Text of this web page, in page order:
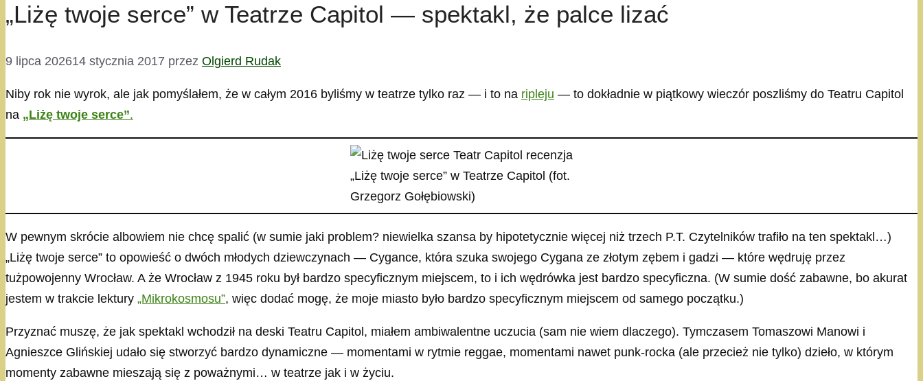
„Liżę twoje serce” w Teatrze Capitol — spektakl, że palce lizać
9 lipca 202614 stycznia 2017 przez Olgierd Rudak
Niby rok nie wyrok, ale jak pomyślałem, że w całym 2016 byliśmy w teatrze tylko raz — i to na ripleju — to dokładnie w piątkowy wieczór poszliśmy do Teatru Capitol
na „Liżę twoje serce”.
„Liżę twoje serce” w Teatrze Capitol (fot.
Grzegorz Gołębiowski)
W pewnym skrócie albowiem nie chcę spalić (w sumie jaki problem? niewielka szansa by hipotetycznie więcej niż trzech P.T. Czytelników trafiło na ten spektakl…)
„Liżę twoje serce” to opowieść o dwóch młodych dziewczynach — Cygance, która szuka swojego Cygana ze złotym zębem i gadzi — które wędruję przez
tużpowojenny Wrocław. A że Wrocław z 1945 roku był bardzo specyficznym miejscem, to i ich wędrówka jest bardzo specyficzna. (W sumie dość zabawne, bo akurat
jestem w trakcie lektury „Mikrokosmosu”, więc dodać mogę, że moje miasto było bardzo specyficznym miejscem od samego początku.)
Przyznać muszę, że jak spektakl wchodził na deski Teatru Capitol, miałem ambiwalentne uczucia (sam nie wiem dlaczego). Tymczasem Tomaszowi Manowi i
Agnieszce Glińskiej udało się stworzyć bardzo dynamiczne — momentami w rytmie reggae, momentami nawet punk-rocka (ale przecież nie tylko) dzieło, w którym
momenty zabawne mieszają się z poważnymi… w teatrze jak i w życiu.